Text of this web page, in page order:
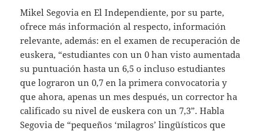
Mikel Segovia en El Independiente, por su parte,
ofrece más información al respecto, información
relevante, además: en el examen de recuperación de
euskera, “estudiantes con un 0 han visto aumentada
su puntuación hasta un 6,5 o incluso estudiantes
que lograron un 0,7 en la primera convocatoria y
que ahora, apenas un mes después, un corrector ha
calificado su nivel de euskera con un 7,3”. Habla
Segovia de “pequeños ‘milagros’ lingüísticos que